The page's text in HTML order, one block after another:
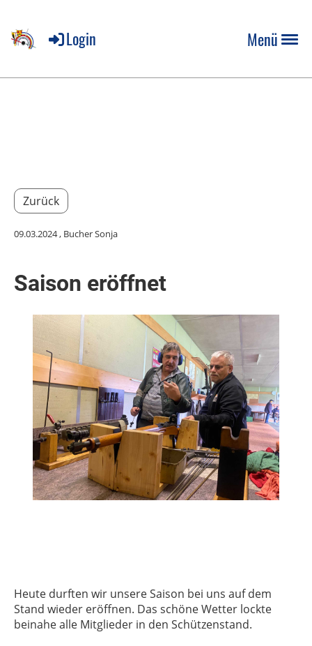
Menü
Login
Zurück
09.03.2024, Bucher Sonja
Saison eröffnet
Heute durften wir unsere Saison bei uns auf dem
Stand wieder eröffnen. Das schöne Wetter lockte
beinahe alle Mitglieder in den Schützenstand.